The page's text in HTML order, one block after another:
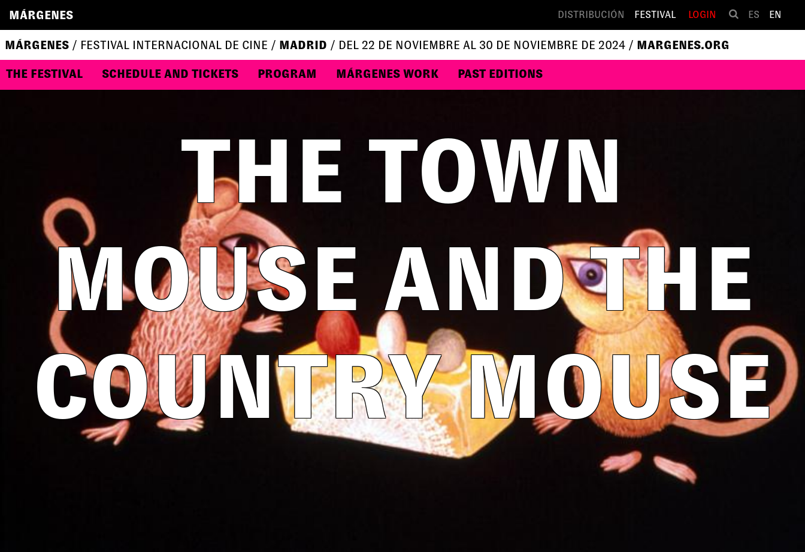
MÁRGENES DISTRIBUCIÓN FESTIVAL LOGIN ES EN
MÁRGENES / FESTIVAL INTERNACIONAL DE CINE / MADRID / DEL 22 DE NOVIEMBRE AL 30 DE NOVIEMBRE DE 2024 / MARGENES.ORG
THE FESTIVAL SCHEDULE AND TICKETS PROGRAM MÁRGENES WORK PAST EDITIONS
THE TOWN
MOUSE AND THE
COUNTRY MOUSE